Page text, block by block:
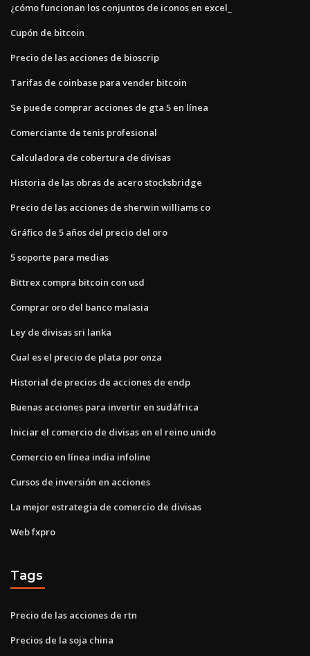
¿cómo funcionan los conjuntos de iconos en excel_
Cupón de bitcoin
Precio de las acciones de bioscrip
Tarifas de coinbase para vender bitcoin
Se puede comprar acciones de gta 5 en línea
Comerciante de tenis profesional
Calculadora de cobertura de divisas
Historia de las obras de acero stocksbridge
Precio de las acciones de sherwin williams co
Gráfico de 5 años del precio del oro
5 soporte para medias
Bittrex compra bitcoin con usd
Comprar oro del banco malasia
Ley de divisas sri lanka
Cual es el precio de plata por onza
Historial de precios de acciones de endp
Buenas acciones para invertir en sudáfrica
Iniciar el comercio de divisas en el reino unido
Comercio en línea india infoline
Cursos de inversión en acciones
La mejor estrategia de comercio de divisas
Web fxpro
Tags
Precio de las acciones de rtn
Precios de la soja china